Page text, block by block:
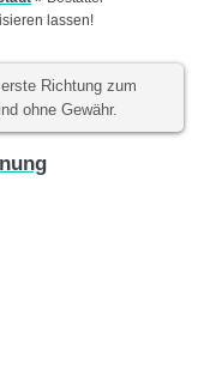
lassen!
Richtung zum
ohne Gewähr.